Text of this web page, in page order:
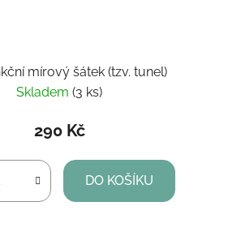
mírový šátek (tzv. tunel)
Skladem (3 ks)
290 Kč
DO KOŠÍKU